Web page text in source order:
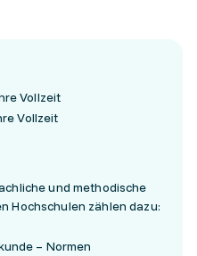
Vollzeit
Vollzeit
und methodische
Hochschulen zählen dazu:
– Normen